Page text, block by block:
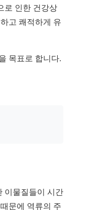
로 인한 건강상
고 쾌적하게 유
목표로 합니다.
이물질들이 시간
문에 역류의 주